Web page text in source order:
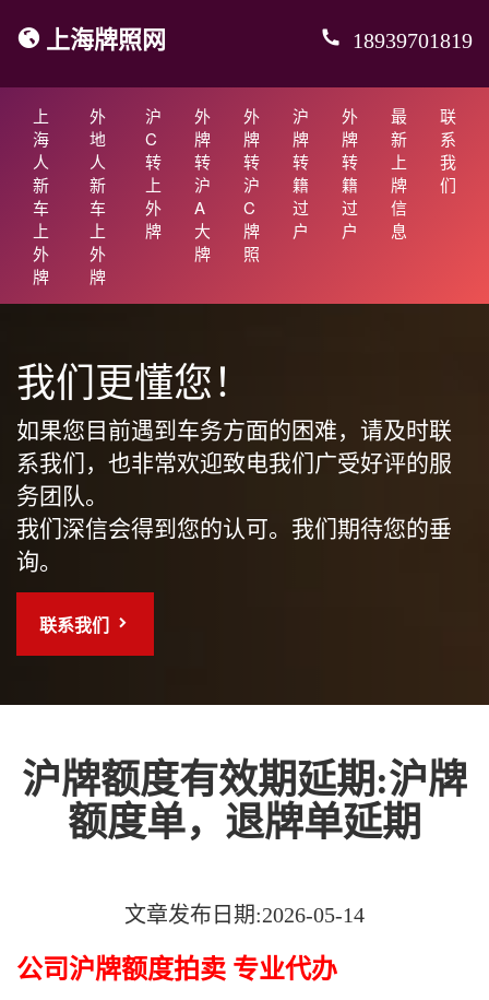
上海牌照网 18939701819
上
海
人
新
车
上
外
牌
外
地
人
新
车
上
外
牌
沪
C
转
上
外
牌
外
牌
转
沪
A
大
牌
外
牌
转
沪
C
牌
照
沪
牌
转
籍
过
户
外
牌
转
籍
过
户
最
新
上
牌
信
息
联
系
我
们
我们更懂您！
如果您目前遇到车务方面的困难，请及时联
系我们，也非常欢迎致电我们广受好评的服
务团队。
我们深信会得到您的认可。我们期待您的垂
询。
联系我们
沪牌额度有效期延期:沪牌
额度单，退牌单延期
文章发布日期:2026-05-14
公司沪牌额度拍卖 专业代办